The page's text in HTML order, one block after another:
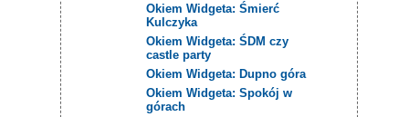
Okiem Widgeta: Śmierć
Kulczyka
Okiem Widgeta: ŚDM czy
castle party
Okiem Widgeta: Dupno góra
Okiem Widgeta: Spokój w
górach